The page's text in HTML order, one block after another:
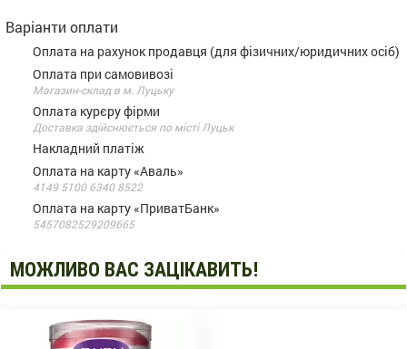
Варіанти оплати
Оплата на рахунок продавця (для фізичних/юридичних осіб)
Оплата при самовивозі
Магазин-склад в м. Луцьку
Оплата курєру фірми
Доставка здійснюється по місті Луцьк
Накладний платіж
Оплата на карту «Аваль»
4149 5100 6340 8522
Оплата на карту «ПриватБанк»
5457082529209665
МОЖЛИВО ВАС ЗАЦІКАВИТЬ!